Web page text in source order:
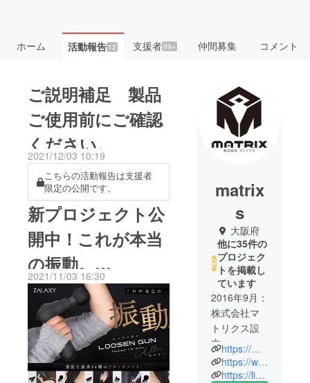
ホーム 活動報告12 支援者99+ 仲間募集 コメント
ご説明補足 製品
ご使用前にご確認
ください。
2021/12/03 10:19
こちらの活動報告は支援者
限定の公開です。
新プロジェクト公
開中！これが本当
の振動。
【LOOSEN GUN
オルター】
2021/11/03 16:30
matrix
s
大阪府
他に35件の
プロジェク
トを掲載し
ています
2016年9月：
株式会社マ
トリクス設
立
2017年1月：
楽天市場で
https://matrixsnino.wixsite.com/my-site-2/company
https://www.youtube.com/channel/UCrSOR3OpWMftWiAzRNP2v_A
https://lin.ee/xzfLOfh